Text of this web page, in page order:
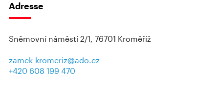
Adresse
Sněmovní náměstí 2/1, 76701 Kroměříž
zamek-kromeriz@ado.cz
+420 608 199 470